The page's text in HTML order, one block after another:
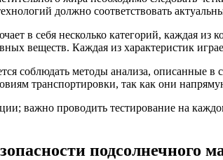
должно соответствовать
в себя несколько категорий, каждая
веществ. Каждая из характеристик
соблюдать методы анализа, описанные в
транспортировки, так как они
важно проводить тестирование на
подсолнечного